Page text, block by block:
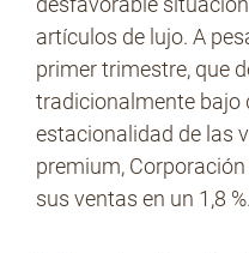
artículos de lujo. A
primer trimestre, que
tradicionalmente bajo
estacionalidad de las
premium,
sus ventas en un 1,8 %.